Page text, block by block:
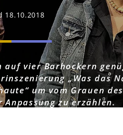
18.10.2018
vier Barhockern
„Was das
um vom Grauen
Anpassung zu erzählen.